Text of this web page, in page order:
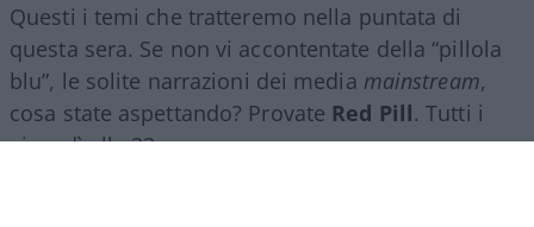
Questi i temi che tratteremo nella puntata di
questa sera. Se non vi accontentate della “pillola
blu”, le solite narrazioni dei media mainstream,
cosa state aspettando? Provate Red Pill. Tutti i
giovedì alle 23